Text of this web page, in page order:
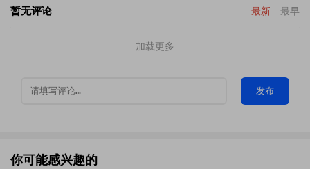
暂无评论 最新 最早
加载更多
发布
你可能感兴趣的